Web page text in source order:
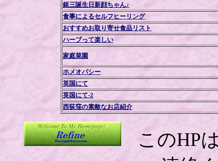
銀三誕生日 新顔ちゃん♪
食事によるセルフヒーリング
おすすめお取り寄せ食品リスト
ハーブって楽しい
家庭菜園
ホメオパシー
英国にて
英国にて-2
西荻窪の素敵なお店紹介
このHP